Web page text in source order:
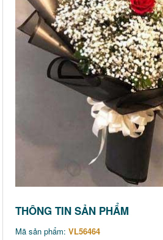
THÔNG TIN SẢN PHẨM
Mã sản phẩm: VL56464